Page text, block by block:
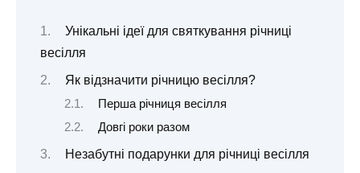
Унікальні ідеї для святкування річниці
весілля
Як відзначити річницю весілля?
Перша річниця весілля ️
Довгі роки разом
Незабутні подарунки для річниці весілля